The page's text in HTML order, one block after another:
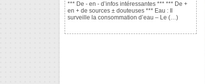
*** De - en - d’infos intéressantes *** *** De +
en + de sources ± douteuses *** Eau : Il
surveille la consommation d’eau – Le (…)